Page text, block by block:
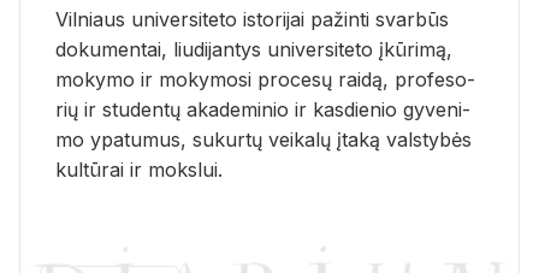
Vil­niaus uni­ver­si­te­to is­to­ri­jai pa­žin­ti svar­būs
do­ku­men­tai, liu­di­jan­tys uni­ver­si­te­to įkū­ri­mą,
mo­ky­mo ir mo­ky­mo­si pro­ce­sų rai­dą, pro­fe­so­
rių ir stu­den­tų aka­de­mi­nio ir kas­die­nio gy­ve­ni­
mo ypa­tu­mus, su­kur­tų vei­ka­lų įta­ką vals­ty­bės
kul­tū­rai ir moks­lui.